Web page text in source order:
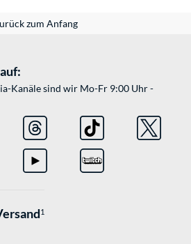
zum Anfang
Kanäle sind wir Mo-Fr 9:00 Uhr -
1